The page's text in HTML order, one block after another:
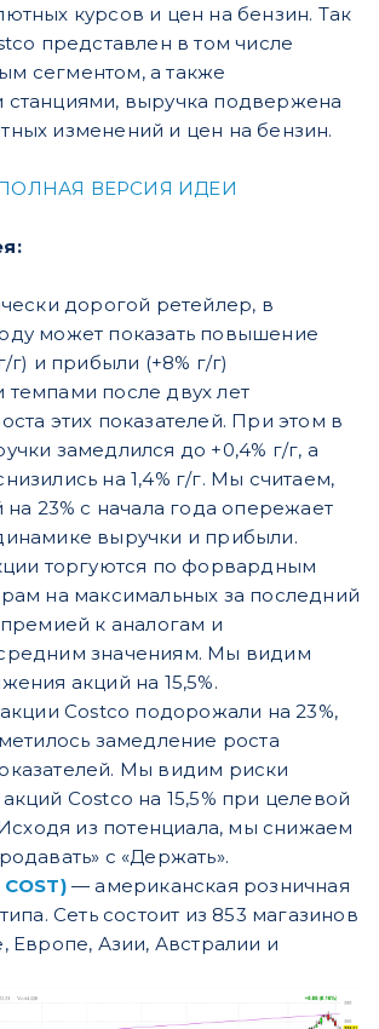
курсов и цен на бензин. Так
представлен в том числе
сегментом, а также
станциями, выручка подвержена
изменений и цен на бензин.
ВЕРСИЯ ИДЕИ
дорогой ретейлер, в
может показать повышение
г) и прибыли (+8% г/г)
после двух лет
этих показателей. При этом в
замедлился до +0,4% г/г, а
на 1,4% г/г. Мы считаем,
на 23% с начала года опережает
выручки и прибыли.
торгуются по форвардным
на максимальных за последний
к аналогам и
значениям. Мы видим
акций на 15,5%.
Costco подорожали на 23%,
замедление роста
Мы видим риски
Costco на 15,5% при целевой
из потенциала, мы снижаем
с «Держать».
— американская розничная
Сеть состоит из 853 магазинов
Европе, Азии, Австралии и